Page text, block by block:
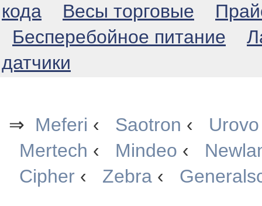
кода
Весы торговые
Бесперебойное питание
датчики
⇒ Meferi ‹ Saotron ‹ Urovo
Mertech ‹ Mindeo ‹
Cipher ‹ Zebra ‹